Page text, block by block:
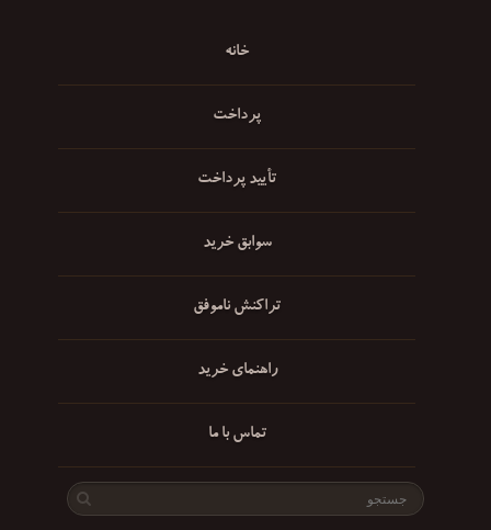
خانه
پرداخت
تأیید پرداخت
سوابق خرید
تراکنش ناموفق
راهنمای خرید
تماس با ما